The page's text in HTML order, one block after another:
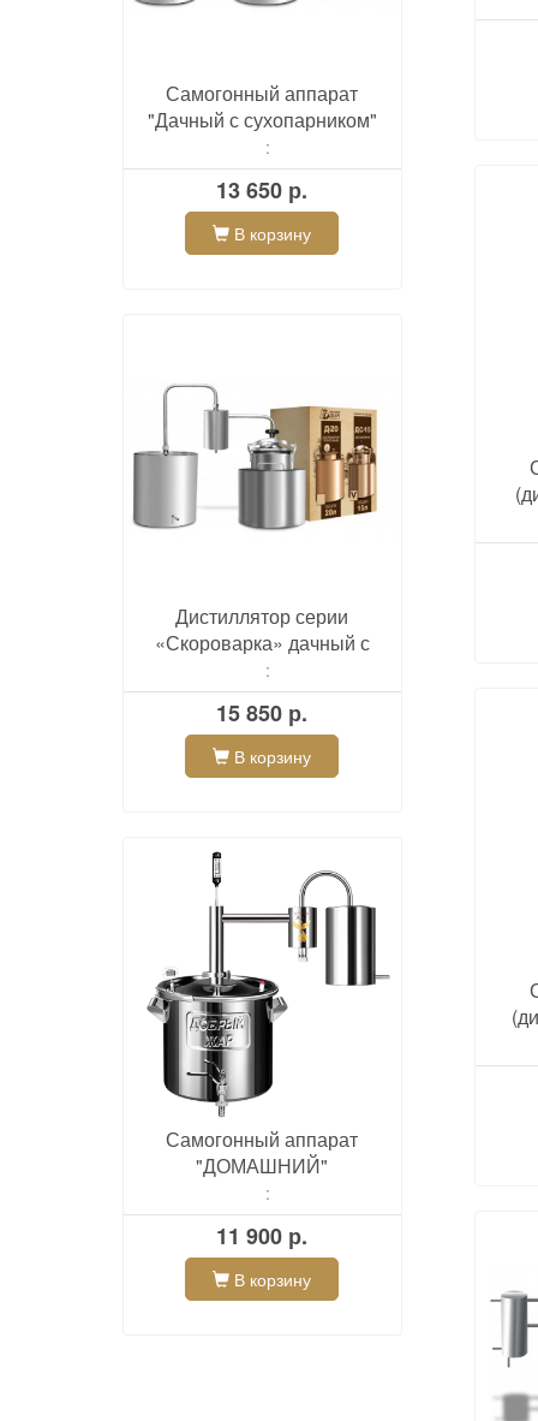
Самогонный аппарат
"Дачный с сухопарником"
:
13 650 р.
В корзину
Дистиллятор серии
«Скороварка» дачный с
сухопарником
:
15 850 р.
В корзину
Самогонный аппарат
"ДОМАШНИЙ"
:
11 900 р.
В корзину